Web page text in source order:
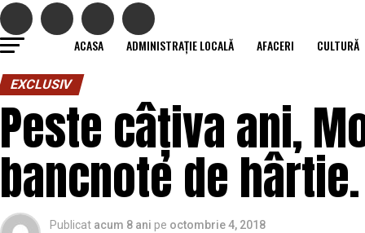
ACASA ADMINISTRAȚIE LOCALĂ AFACERI CULTURĂ
EXCLUSIV
Peste câțiva ani,
bancnote de hârtie.
Publicat acum 8 ani pe octombrie 4, 2018